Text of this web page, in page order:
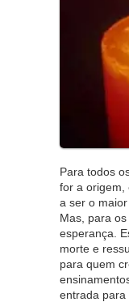
Para todos
for a origem,
a ser o
Mas, para
esperança.
morte e
para quem
entrada para